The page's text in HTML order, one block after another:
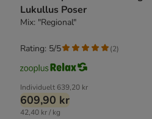
Lukullus Poser
Mix: "Regional"
Individuelt 639,20 kr
609,90 kr
42,40 kr / kg
Rating: 5/5 (2)